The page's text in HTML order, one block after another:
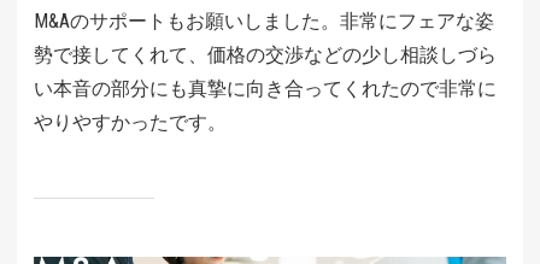
M&Aのサポートもお願いしました。非常にフェアな姿
勢で接してくれて、価格の交渉などの少し相談しづら
い本音の部分にも真摯に向き合ってくれたので非常に
やりやすかったです。